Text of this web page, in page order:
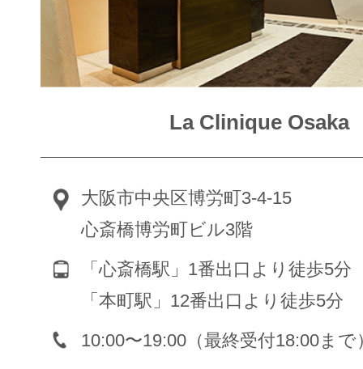
La Clinique Osaka
大阪市中央区博労町3-4-15
心斎橋博労町ビル3階
「心斎橋駅」1番出口より徒歩5分
「本町駅」12番出口より徒歩5分
10:00〜19:00（最終受付18:00まで